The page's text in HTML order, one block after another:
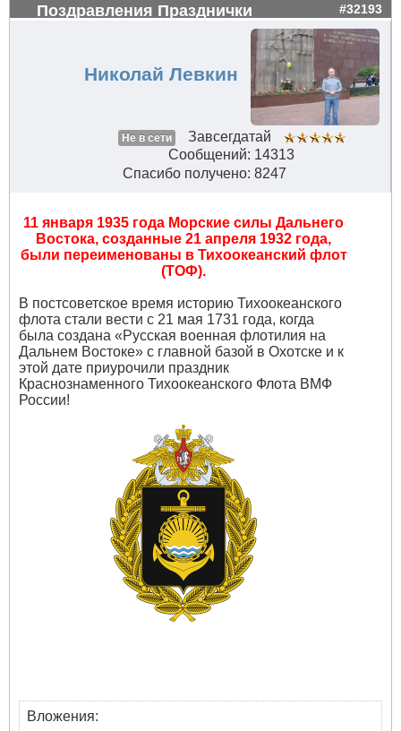
Поздравления Празднички #32193
Николай Левкин
Не в сети
Завсегдатай
Сообщений: 14313
Спасибо получено: 8247
11 января 1935 года Морские силы Дальнего
Востока, созданные 21 апреля 1932 года,
были переименованы в Тихоокеанский флот
(ТОФ).
В постсоветское время историю Тихоокеанского
флота стали вести с 21 мая 1731 года, когда
была создана «Русская военная флотилия на
Дальнем Востоке» с главной базой в Охотске и к
этой дате приурочили праздник
Краснознаменного Тихоокеанского Флота ВМФ
России!
Вложения: